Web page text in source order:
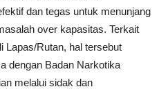
dan tegas untuk menunjang
over kapasitas. Terkait
Lapas/Rutan, hal tersebut
dengan Badan Narkotika
melalui sidak dan